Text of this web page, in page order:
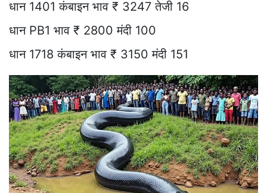
धान 1401 कंबाइन भाव ₹ 3247 तेजी 16
धान PB1 भाव ₹ 2800 मंदी 100
धान 1718 कंबाइन भाव ₹ 3150 मंदी 151